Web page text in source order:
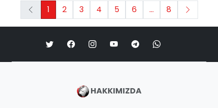
1 2 3 4 5 6 ... 8
HAKKIMIZDA